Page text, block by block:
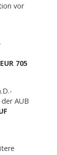
vor
EUR 705
AUB